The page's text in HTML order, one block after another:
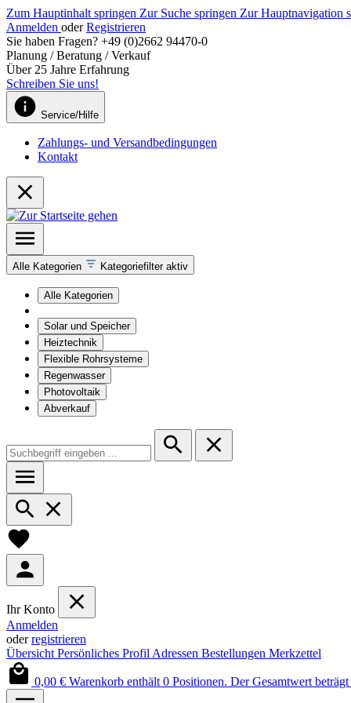
Zum Hauptinhalt springen Zur Suche springen Zur Hauptnavigation
Anmelden oder Registrieren
Sie haben Fragen? +49 (0)2662 94470-0
Planung / Beratung / Verkauf
Über 25 Jahre Erfahrung
Schreiben Sie uns!
Service/Hilfe
Zahlungs- und Versandbedingungen
Kontakt
Alle Kategorien Kategoriefilter aktiv
Alle Kategorien
Solar und Speicher
Heiztechnik
Flexible Rohrsysteme
Regenwasser
Photovoltaik
Abverkauf
Ihr Konto
Anmelden
oderregistrieren
Übersicht Persönliches Profil Adressen Bestellungen Merkzettel
0,00 € Warenkorb enthält 0 Positionen. Der Gesamtwert